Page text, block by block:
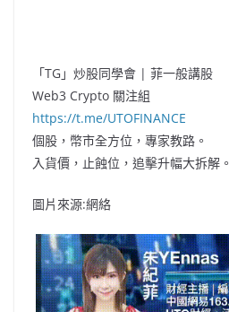
「TG」炒股同學會 | 菲一般講股
Web3 Crypto 關注組
https://t.me/UTOFINANCE
個股，幣市全方位，專家教路。
入貨價，止蝕位，追擊升幅大拆解。
圖片來源:網絡